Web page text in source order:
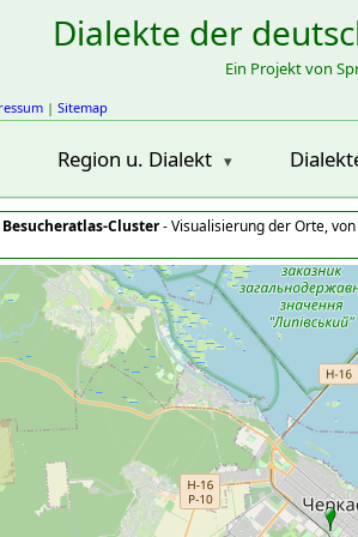
Dialekte der
Ein Projekt von
| Sitemap
Region u. Dialekt
Besucheratlas-Cluster- Visualisierung der Orte,